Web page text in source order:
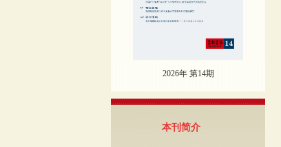
2026年 第14期
本刊简介